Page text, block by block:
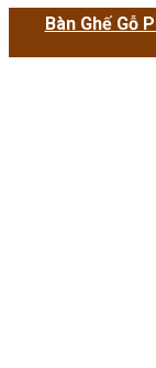
Bàn Ghế Gỗ